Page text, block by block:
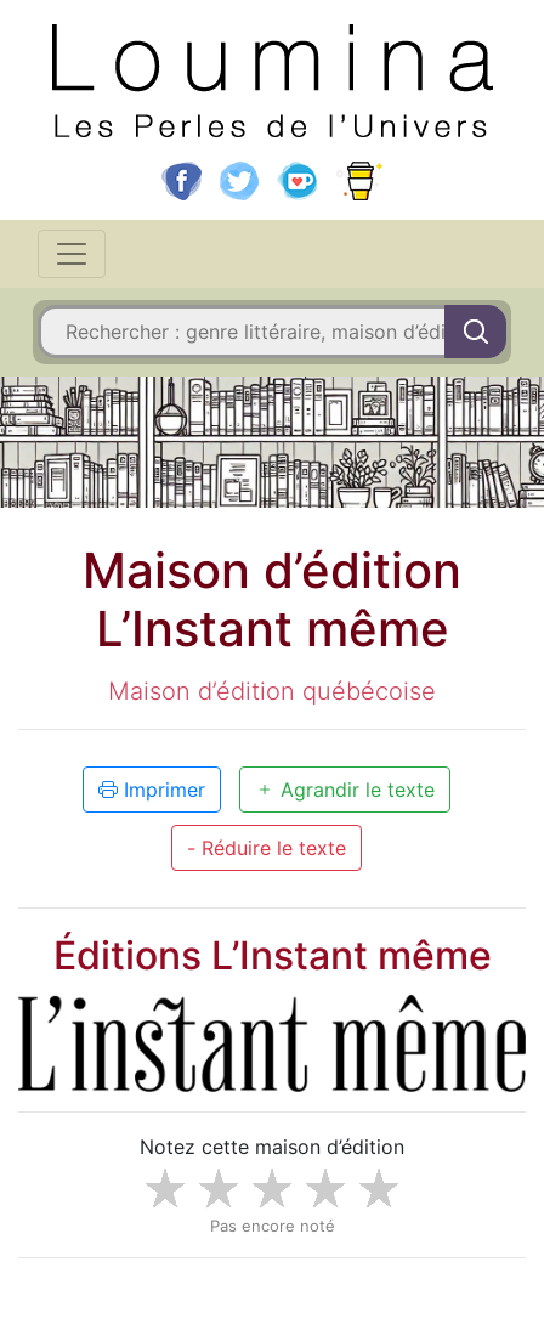
Maison d’édition
L’Instant même
Maison d’édition québécoise
Imprimer Agrandir le texte
- Réduire le texte
Éditions L’Instant même
Notez cette maison d’édition
Pas encore noté